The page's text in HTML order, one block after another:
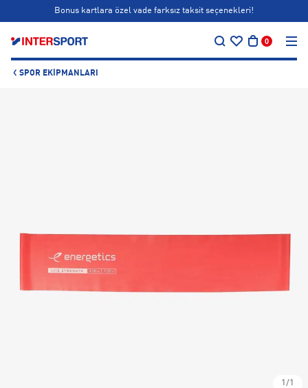
Bonus kartlara özel vade farksız taksit seçenekleri!
0
SPOR EKIPMANLARI
1/1